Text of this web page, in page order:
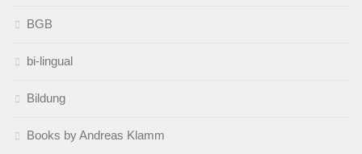
BGB
bi-lingual
Bildung
Books by Andreas Klamm